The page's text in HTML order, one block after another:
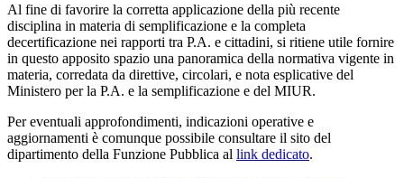
Al fine di favorire la corretta applicazione della più recente
disciplina in materia di semplificazione e la completa
decertificazione nei rapporti tra P.A. e cittadini, si ritiene utile fornire
in questo apposito spazio una panoramica della normativa vigente in
materia, corredata da direttive, circolari, e nota esplicative del
Ministero per la P.A. e la semplificazione e del MIUR.
Per eventuali approfondimenti, indicazioni operative e
aggiornamenti è comunque possibile consultare il sito del
dipartimento della Funzione Pubblica al link dedicato.